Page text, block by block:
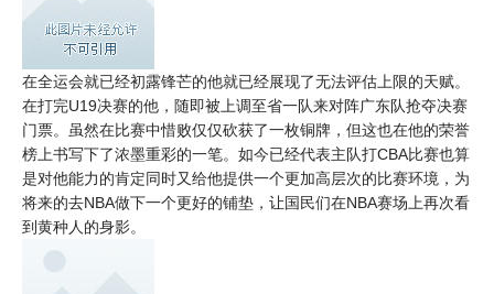
在全运会就已经初露锋芒的他就已经展现了无法评估上限的天赋。
在打完U19决赛的他，随即被上调至省一队来对阵广东队抢夺决赛
门票。虽然在比赛中惜败仅仅砍获了一枚铜牌，但这也在他的荣誉
榜上书写下了浓墨重彩的一笔。如今已经代表主队打CBA比赛也算
是对他能力的肯定同时又给他提供一个更加高层次的比赛环境，为
将来的去NBA做下一个更好的铺垫，让国民们在NBA赛场上再次看
到黄种人的身影。